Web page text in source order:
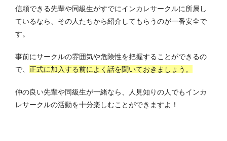
信頼できる先輩や同級生がすでにインカレサークルに所属し
ているなら、その人たちから紹介してもらうのが一番安全で
す。
事前にサークルの雰囲気や危険性を把握することができるの
で、 正式に加入する前によく話を聞いておきましょう。
仲の良い先輩や同級生が一緒なら、人見知りの人でもインカ
レサークルの活動を十分楽しむことができますよ！